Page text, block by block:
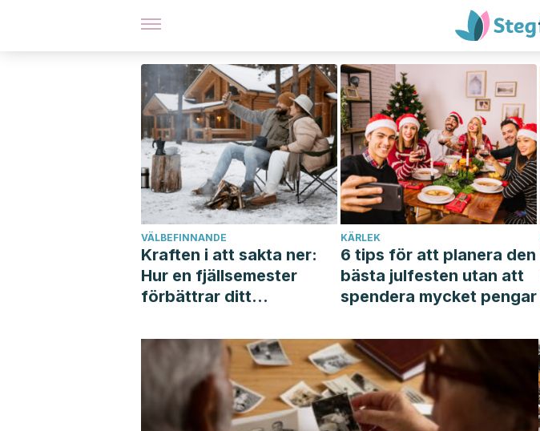
VÄLBEFINNANDE
Kraften i att sakta ner:
Hur en fjällsemester
förbättrar ditt
KÄRLEK
6 tips för att planera den
bästa julfesten utan att
spendera mycket pengar